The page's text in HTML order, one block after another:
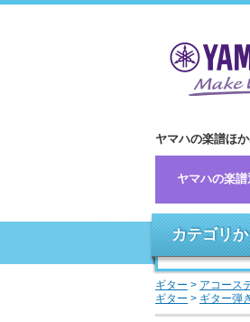
ヤマハの楽譜ほ
ヤマハの楽譜
カテゴリ
ギター > アコース
ギター > ギター弾